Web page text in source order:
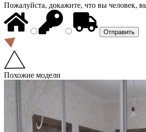
Пожалуйста, докажите, что вы человек,
Похожие модели